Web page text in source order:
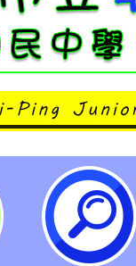
「防治食